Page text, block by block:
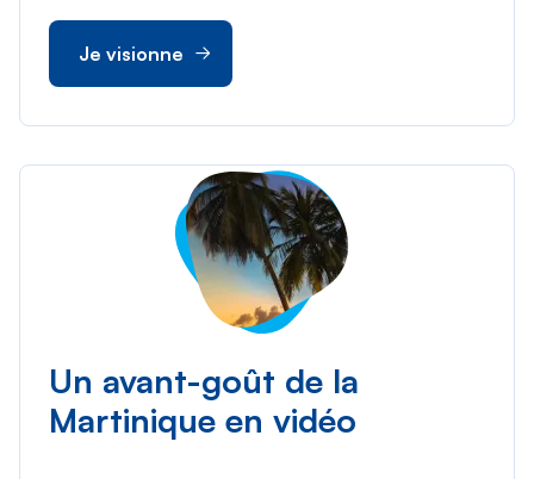
Je visionne
Un avant-goût de la
Martinique en vidéo